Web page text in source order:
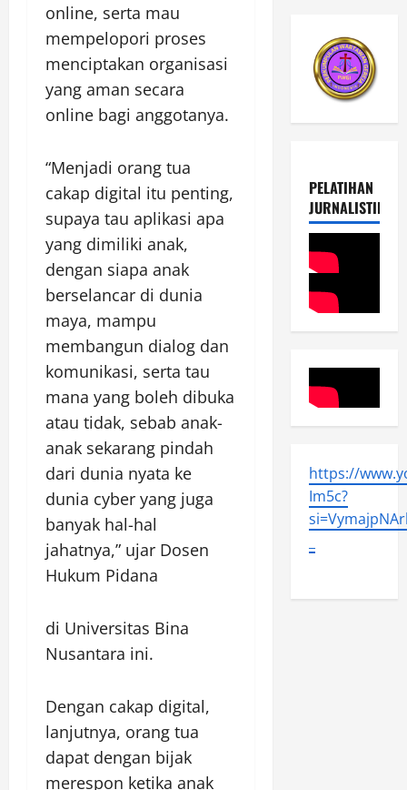
online, serta mau
mempelopori proses
menciptakan organisasi
yang aman secara
online bagi anggotanya.
“Menjadi orang tua
cakap digital itu penting,
supaya tau aplikasi apa
yang dimiliki anak,
dengan siapa anak
berselancar di dunia
maya, mampu
membangun dialog dan
komunikasi, serta tau
mana yang boleh dibuka
atau tidak, sebab anak-
anak sekarang pindah
dari dunia nyata ke
dunia cyber yang juga
banyak hal-hal
jahatnya,” ujar Dosen
Hukum Pidana
di Universitas Bina
Nusantara ini.
Dengan cakap digital,
lanjutnya, orang tua
dapat dengan bijak
merespon ketika anak
PELATIHAN
JURNALISTIK
https://
Im5c?